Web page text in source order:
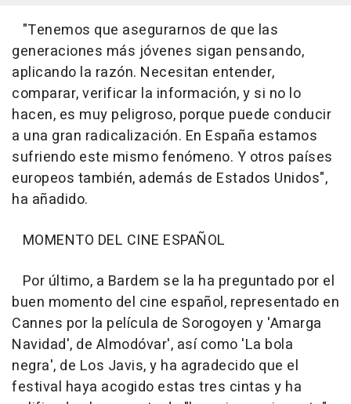
"Tenemos que asegurarnos de que las
generaciones más jóvenes sigan pensando,
aplicando la razón. Necesitan entender,
comparar, verificar la información, y si no lo
hacen, es muy peligroso, porque puede conducir
a una gran radicalización. En España estamos
sufriendo este mismo fenómeno. Y otros países
europeos también, además de Estados Unidos",
ha añadido.
MOMENTO DEL CINE ESPAÑOL
Por último, a Bardem se la ha preguntado por el
buen momento del cine español, representado en
Cannes por la película de Sorogoyen y 'Amarga
Navidad', de Almodóvar', así como 'La bola
negra', de Los Javis, y ha agradecido que el
festival haya acogido estas tres cintas y ha